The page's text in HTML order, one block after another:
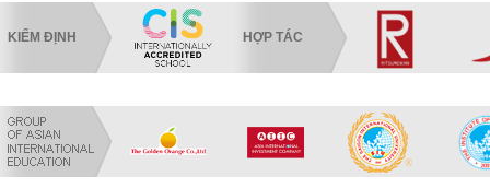
KIỂM ĐỊNH HỢP TÁC